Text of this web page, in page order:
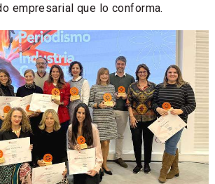
empresarial que lo conforma.